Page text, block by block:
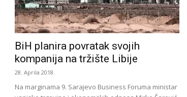
BiH planira povratak svojih
kompanija na tržište Libije
28. Aprila 2018.
Na marginama 9. Sarajevo Business Foruma ministar